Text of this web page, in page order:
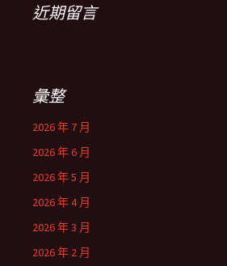
近期留言
彙整
2026 年 7 月
2026 年 6 月
2026 年 5 月
2026 年 4 月
2026 年 3 月
2026 年 2 月